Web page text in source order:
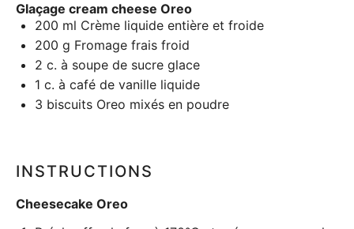
Glaçage cream cheese Oreo
200 ml Crème liquide entière et froide
200 g Fromage frais froid
2 c. à soupe de sucre glace
1 c. à café de vanille liquide
3 biscuits Oreo mixés en poudre
INSTRUCTIONS
Cheesecake Oreo